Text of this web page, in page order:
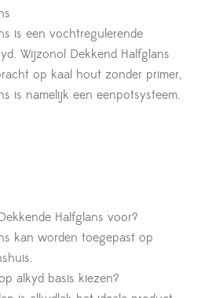
is een vochtregulerende
Wijzonol Dekkend Halfglans
op kaal hout zonder primer,
is namelijk een eenpotsysteem.
Halfglans voor?
kan worden toegepast op
alkyd basis kiezen?